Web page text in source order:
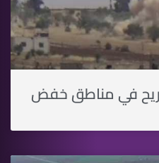
قتيل و1400جريح في مناطق خفض